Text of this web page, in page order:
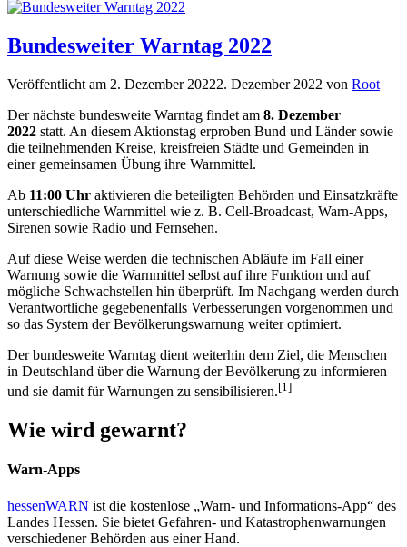
Bundesweiter Warntag 2022
Veröffentlicht am 2. Dezember 20222. Dezember 2022 von Root
Der nächste bundesweite Warntag findet am 8. Dezember
2022 statt. An diesem Aktionstag erproben Bund und Länder sowie
die teilnehmenden Kreise, kreisfreien Städte und Gemeinden in
einer gemeinsamen Übung ihre Warnmittel.
Ab 11:00 Uhr aktivieren die beteiligten Behörden und Einsatzkräfte
unterschiedliche Warnmittel wie z. B. Cell-Broadcast, Warn-Apps,
Sirenen sowie Radio und Fernsehen.
Auf diese Weise werden die technischen Abläufe im Fall einer
Warnung sowie die Warnmittel selbst auf ihre Funktion und auf
mögliche Schwachstellen hin überprüft. Im Nachgang werden durch
Verantwortliche gegebenenfalls Verbesserungen vorgenommen und
so das System der Bevölkerungswarnung weiter optimiert.
Der bundesweite Warntag dient weiterhin dem Ziel, die Menschen
in Deutschland über die Warnung der Bevölkerung zu informieren
und sie damit für Warnungen zu sensibilisieren.[1]
Wie wird gewarnt?
Warn-Apps
hessenWARN ist die kostenlose „Warn- und Informations-App“ des
Landes Hessen. Sie bietet Gefahren- und Katastrophenwarnungen
verschiedener Behörden aus einer Hand.